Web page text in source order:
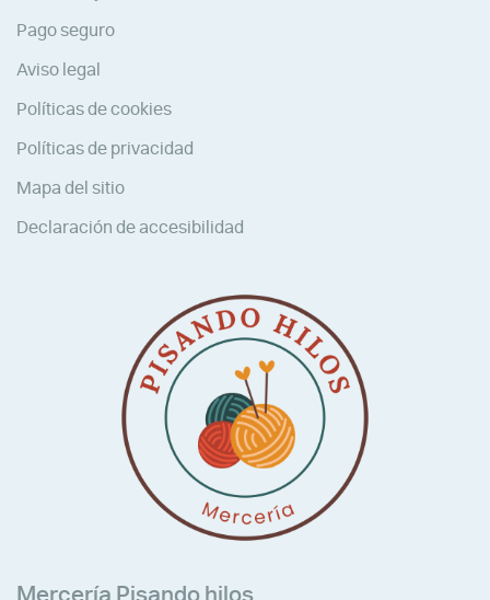
Pago seguro
Aviso legal
Políticas de cookies
Políticas de privacidad
Mapa del sitio
Declaración de accesibilidad
Mercería Pisando hilos